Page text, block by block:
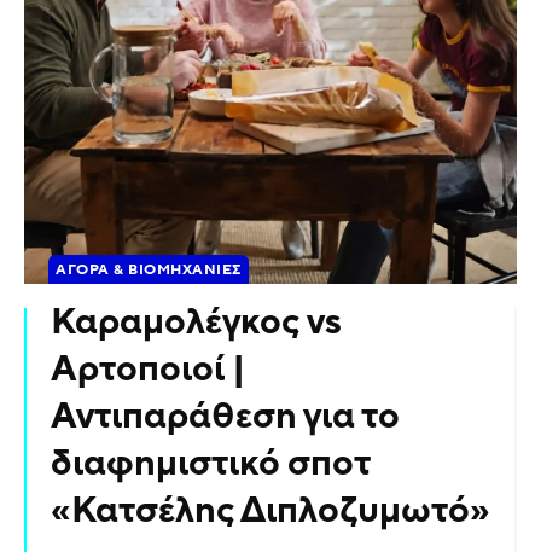
ΑΓΟΡΆ & ΒΙΟΜΗΧΑΝΊΕΣ
Καραμολέγκος vs
Αρτοποιοί |
Αντιπαράθεση για το
διαφημιστικό σποτ
«Κατσέλης Διπλοζυμωτό»